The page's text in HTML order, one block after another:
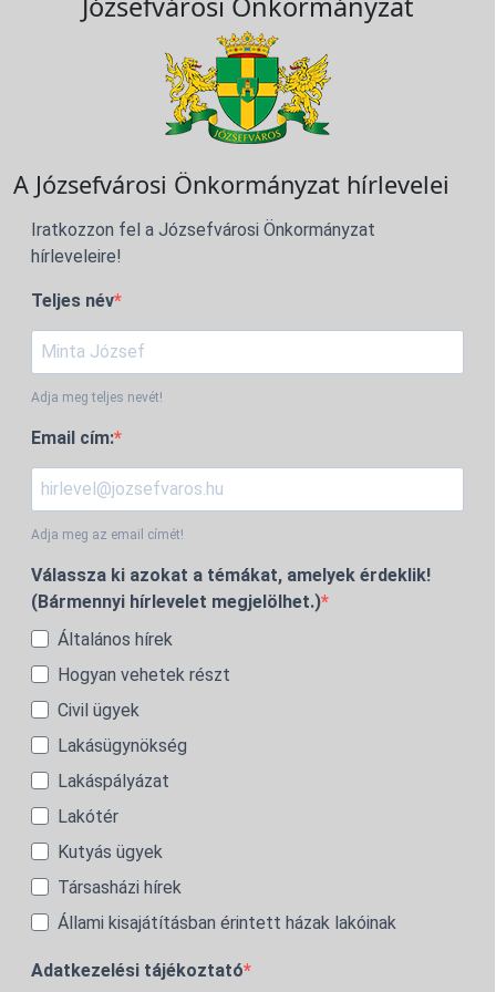
A Józsefvárosi Önkormányzat hírlevelei
Iratkozzon fel a Józsefvárosi Önkormányzat
hírleveleire!
Teljes név
Adja meg teljes nevét!
Email cím:
Adja meg az email címét!
Válassza ki azokat a témákat, amelyek érdeklik!
(Bármennyi hírlevelet megjelölhet.)
Általános hírek
Hogyan vehetek részt
Civil ügyek
Lakásügynökség
Lakáspályázat
Lakótér
Kutyás ügyek
Társasházi hírek
Állami kisajátításban érintett házak lakóinak
Adatkezelési tájékoztató